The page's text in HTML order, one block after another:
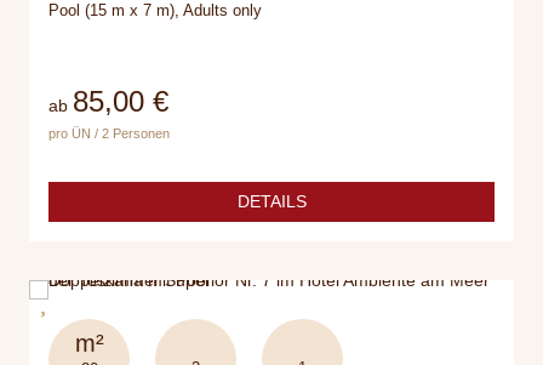
Pool (15 m x 7 m), Adults only
ab 85,00 €
pro ÜN / 2 Personen
DETAILS
m²